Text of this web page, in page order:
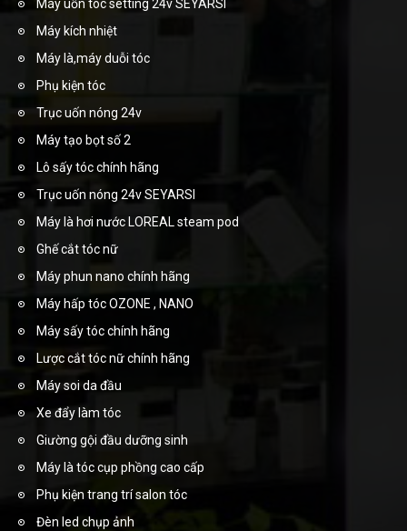
Máy uốn tóc setting 24v SEYARSI
Máy kích nhiệt
Máy là,máy duỗi tóc
Phụ kiện tóc
Trục uốn nóng 24v
Máy tạo bọt số 2
Lô sấy tóc chính hãng
Trục uốn nóng 24v SEYARSI
Máy là hơi nước LOREAL steam pod
Ghế cắt tóc nữ
Máy phun nano chính hãng
Máy hấp tóc OZONE , NANO
Máy sấy tóc chính hãng
Lược cắt tóc nữ chính hãng
Máy soi da đầu
Xe đẩy làm tóc
Giường gội đầu dưỡng sinh
Máy là tóc cụp phồng cao cấp
Phụ kiện trang trí salon tóc
Đèn led chụp ảnh